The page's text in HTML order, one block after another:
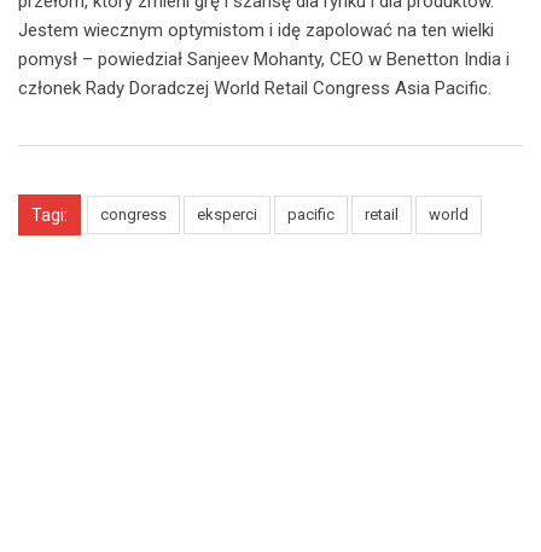
Jestem wiecznym optymistom i idę zapolować na ten wielki
pomysł – powiedział Sanjeev Mohanty, CEO w Benetton India i
członek Rady Doradczej World Retail Congress Asia Pacific.
Tagi: congress eksperci pacific retail world